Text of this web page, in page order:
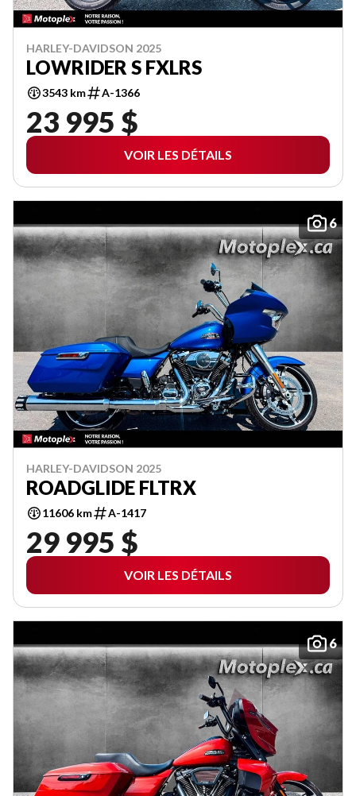
HARLEY-DAVIDSON 2025
LOWRIDER S FXLRS
3543 km A-1366
23 995 $
VOIR LES DÉTAILS
6
HARLEY-DAVIDSON 2025
ROADGLIDE FLTRX
11606 km A-1417
29 995 $
VOIR LES DÉTAILS
6